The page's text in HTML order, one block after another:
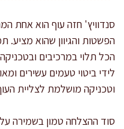
סנדוויץ' חזה עוף הוא אחת
הפשטות והגיוון שהוא
הכל תלוי במרכיבים
לידי ביטוי טעמים עשירים
וטכניקה מושלמת לצליית
סוד ההצלחה טמון בשמירה